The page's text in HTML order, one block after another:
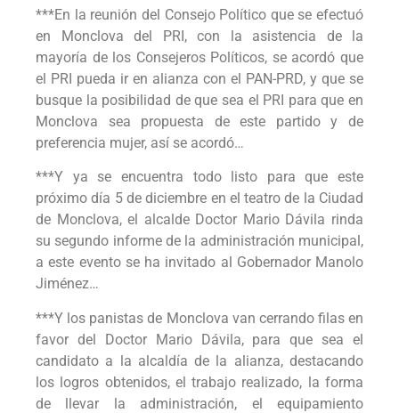
***En la reunión del Consejo Político que se efectuó
en Monclova del PRI, con la asistencia de la
mayoría de los Consejeros Políticos, se acordó que
el PRI pueda ir en alianza con el PAN-PRD, y que se
busque la posibilidad de que sea el PRI para que en
Monclova sea propuesta de este partido y de
preferencia mujer, así se acordó…
***Y ya se encuentra todo listo para que este
próximo día 5 de diciembre en el teatro de la Ciudad
de Monclova, el alcalde Doctor Mario Dávila rinda
su segundo informe de la administración municipal,
a este evento se ha invitado al Gobernador Manolo
Jiménez…
***Y los panistas de Monclova van cerrando filas en
favor del Doctor Mario Dávila, para que sea el
candidato a la alcaldía de la alianza, destacando
los logros obtenidos, el trabajo realizado, la forma
de llevar la administración, el equipamiento